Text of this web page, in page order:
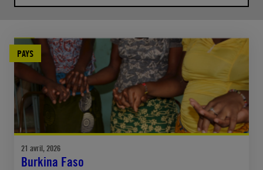
PAYS
21 avril, 2026
Burkina Faso